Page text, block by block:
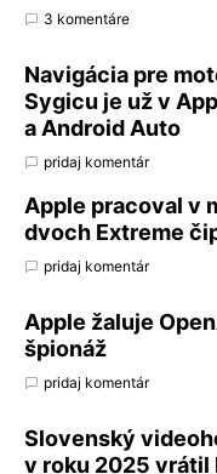
3 komentáre
Navigácia pre
Sygicu je už v
a Android Auto
pridaj komentár
Apple pracoval v
dvoch Extreme
pridaj komentár
Apple žaluje
špionáž
pridaj komentár
Slovenský
v roku 2025 vrátil